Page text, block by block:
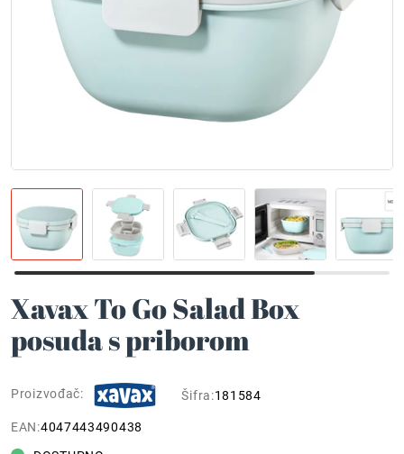
Xavax To Go Salad Box
posuda s priborom
Proizvođač: Šifra:181584
EAN:4047443490438